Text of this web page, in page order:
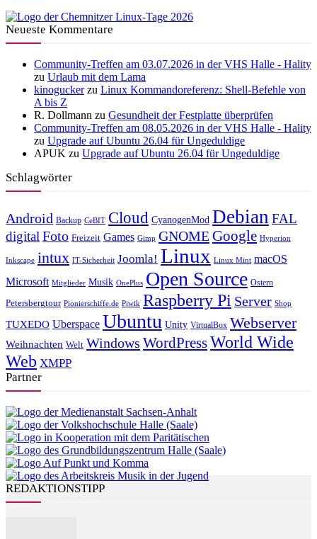
Neueste Kommentare
Community-Treffen am 03.07.2026 in der VHS Halle - Hality
zu Urlaub mit dem Lama
kinoguckerzu Linux Kommandoreferenz: Shell-Befehle von
A bis Z
R. Dollmann zu Gesundheit der Festplatte überprüfen
Community-Treffen am 08.05.2026 in der VHS Halle - Hality
zu Upgrade auf Ubuntu 26.04 für Ungeduldige
APUK zu Upgrade auf Ubuntu 26.04 für Ungeduldige
Schlagwörter
Android Backup CeBIT Cloud CyanogenMod Debian FAL
digital Foto Freizeit Games Gimp GNOMEGoogle Hyperion
Inkscape intux IT-Sicherheit Joomla! Linux Linux Mint macOS
Microsoft Mitglieder Musik OnePlus Open Source Ostern
Petersbergtour Pionierschiffe.de Piwik Raspberry Pi Server Shop
TUXEDO Uberspace Ubuntu Unity VirtualBox Webserver
Weihnachten Welt Windows WordPressWorld Wide
Web XMPP
Partner
REDAKTIONSTIPP